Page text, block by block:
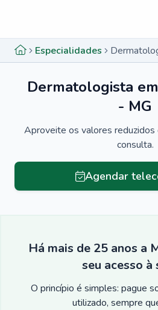
Especialidades
Dermatologista
- MG
Aproveite os valores reduzidos
consulta.
Agendar
Há mais de 25 anos a
seu acesso à
O princípio é simples: pague
utilizado, sempre